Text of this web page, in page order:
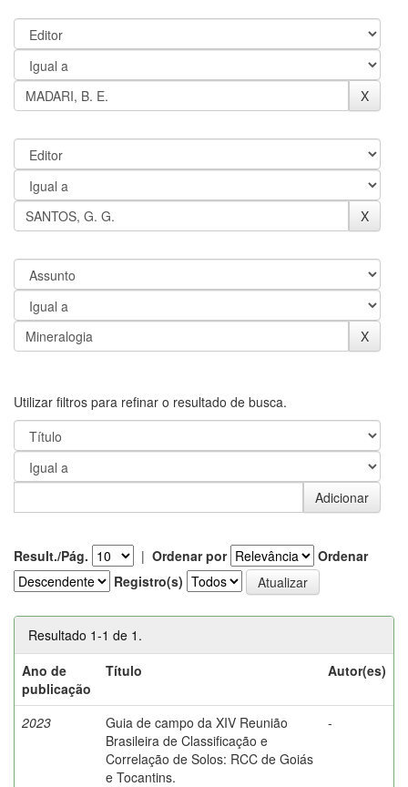
Utilizar filtros para refinar o resultado de busca.
Result./Pág. | Ordenar por
Ordenar
Registro(s)
Resultado 1-1 de 1.
Ano de
publicação
Título Autor(es)
2023
Guia de campo da XIV Reunião
Brasileira de Classificação e
Correlação de Solos: RCC de Goiás
e Tocantins.
-